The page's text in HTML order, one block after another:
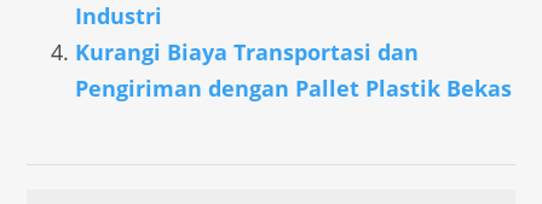
Industri
Kurangi Biaya Transportasi dan
Pengiriman dengan Pallet Plastik Bekas